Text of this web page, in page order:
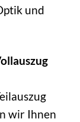
und
wir Ihnen